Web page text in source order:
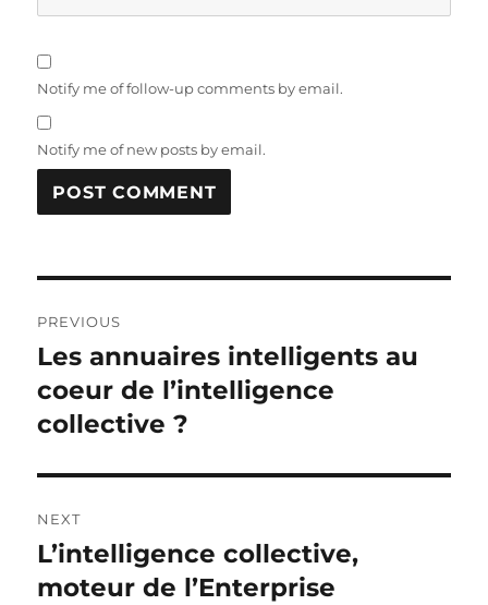
Notify me of follow-up comments by email.
Notify me of new posts by email.
navigation
PREVIOUS
Previous
post:
Les annuaires intelligents au
coeur de l’intelligence
collective ?
NEXT
Next
post:
L’intelligence collective,
moteur de l’Enterprise